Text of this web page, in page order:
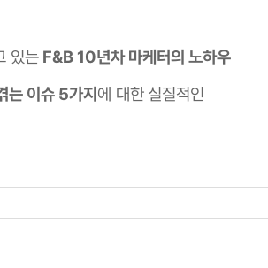
있는 F&B 10년차 마케터의 노하우
는 이슈 5가지 에 대한 실질적인